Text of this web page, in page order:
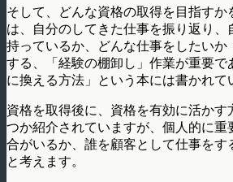
そして、どんな資格の取得を目指すか
は、自分のしてきた仕事を振り返り、
持っているか、どんな仕事をしたいか
する、「経験の棚卸し」作業が重要で
に換える方法」という本には書かれて
資格を取得後に、資格を有効に活かす
つか紹介されていますが、個人的に重
合がいるか、誰を顧客として仕事をす
と考えます。